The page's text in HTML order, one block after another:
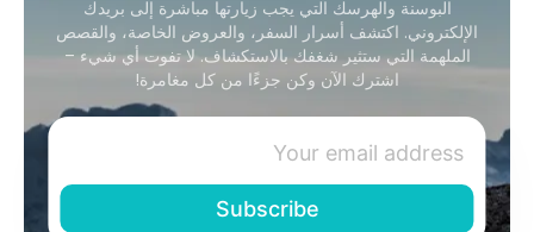
البوسنة والهرسك التي يجب زيارتها مباشرة إلى بريدك
الإلكتروني. اكتشف أسرار السفر، والعروض الخاصة، والقصص
الملهمة التي ستثير شغفك بالاستكشاف. لا تفوت أي شيء –
اشترك الآن وكن جزءًا من كل مغامرة!